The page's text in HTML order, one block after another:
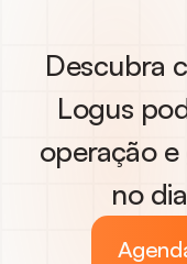
Descubra
Logus
operação
no